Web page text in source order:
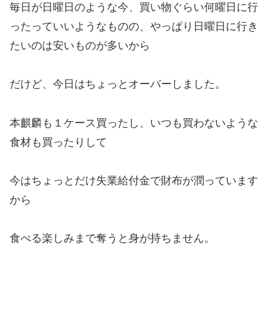
毎日が日曜日のような今、買い物ぐらい何曜日に行
ったっていいようなものの、やっぱり日曜日に行き
たいのは安いものが多いから
だけど、今日はちょっとオーバーしました。
本麒麟も１ケース買ったし、いつも買わないような
食材も買ったりして
今はちょっとだけ失業給付金で財布が潤っています
から
食べる楽しみまで奪うと身が持ちません。